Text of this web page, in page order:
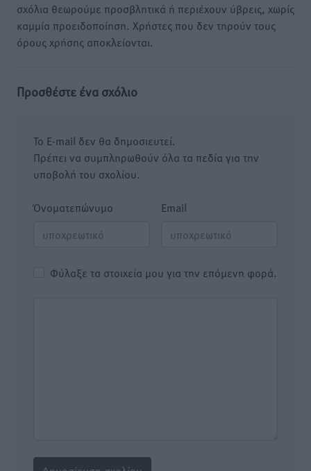
σχόλια θεωρούμε προσβλητικά ή περιέχουν ύβρεις, χωρίς
καμμία προειδοποίηση. Χρήστες που δεν τηρούν τους
όρους χρήσης αποκλείονται.
Προσθέστε ένα σχόλιο
Το E-mail δεν θα δημοσιευτεί.
Πρέπει να συμπληρωθούν όλα τα πεδία για την
υποβολή του σχολίου.
Όνοματεπώνυμο Email
Φύλαξε τα στοιχεία μου για την επόμενη φορά.